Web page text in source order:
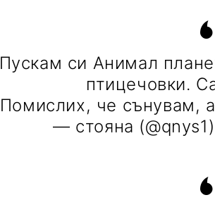
Пускам си Анимал
птицечовки.
Помислих, че сънувам,
— стояна (@qnys1)